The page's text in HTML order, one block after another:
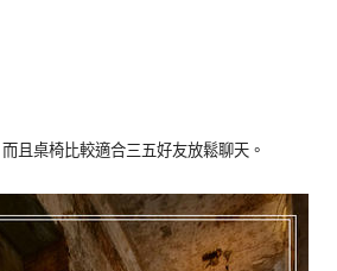
且桌椅比較適合三五好友放鬆聊天。